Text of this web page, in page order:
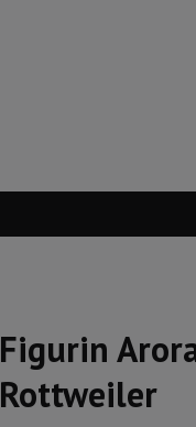
Figurin
Rottweiler